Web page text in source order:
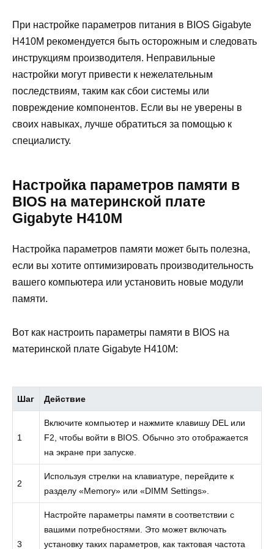
При настройке параметров питания в BIOS Gigabyte
H410M рекомендуется быть осторожным и следовать
инструкциям производителя. Неправильные
настройки могут привести к нежелательным
последствиям, таким как сбои системы или
повреждение компонентов. Если вы не уверены в
своих навыках, лучше обратиться за помощью к
специалисту.
Настройка параметров памяти в
BIOS на материнской плате
Gigabyte H410M
Настройка параметров памяти может быть полезна,
если вы хотите оптимизировать производительность
вашего компьютера или установить новые модули
памяти.
Вот как настроить параметры памяти в BIOS на
материнской плате Gigabyte H410M:
Шаг Действие
1
Включите компьютер и нажмите клавишу DEL или
F2, чтобы войти в BIOS. Обычно это отображается
на экране при запуске.
2
Используя стрелки на клавиатуре, перейдите к
разделу «Memory» или «DIMM Settings».
3
Настройте параметры памяти в соответствии с
вашими потребностями. Это может включать
установку таких параметров, как тактовая частота